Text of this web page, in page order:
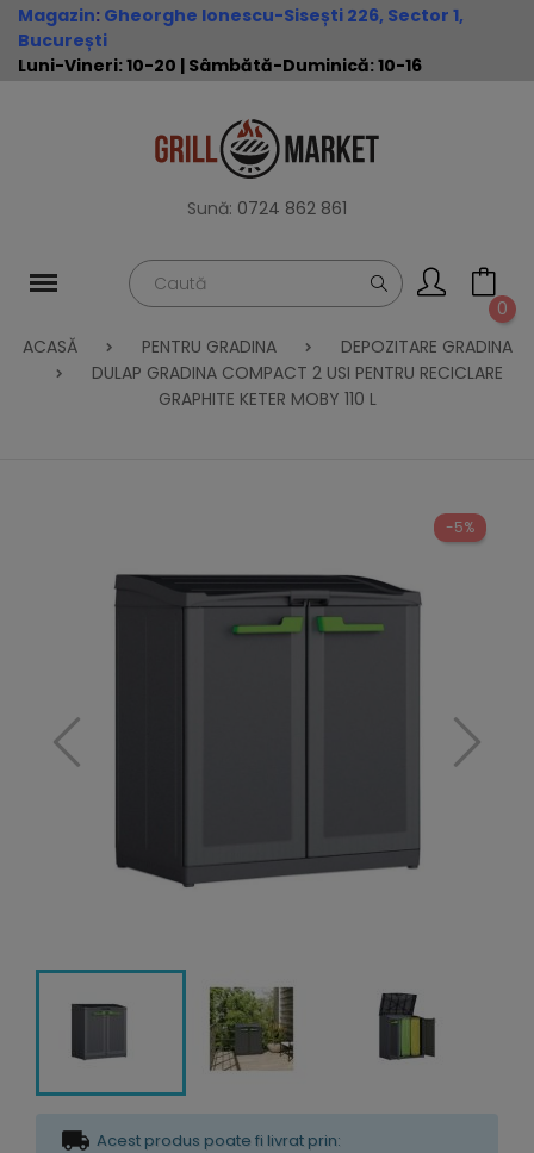
Magazin: Gheorghe Ionescu-Sisești 226, Sector 1,
București
Luni-Vineri: 10-20 | Sâmbătă-Duminică: 10-16
Sună: 0724 862 861
0
ACASĂ
PENTRU GRADINA
DEPOZITARE GRADINA
DULAP GRADINA COMPACT 2 USI PENTRU RECICLARE
GRAPHITE KETER MOBY 110 L
Acest produs poate fi livrat prin:
-5%